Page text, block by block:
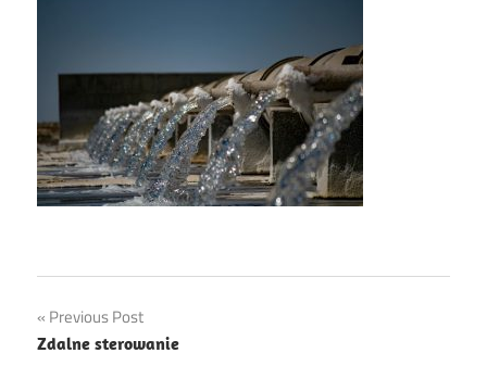
Nawigacja
wpisu
Previous Post
Zdalne sterowanie